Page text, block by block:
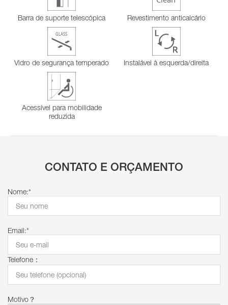
Barra de suporte telescópica Revestimento anticalcário
Vidro de segurança temperado Instalável à esquerda/direita
Acessível para mobilidade
reduzida
CONTATO E ORÇAMENTO
Nome:*
Email:*
Telefone：
Motivo？